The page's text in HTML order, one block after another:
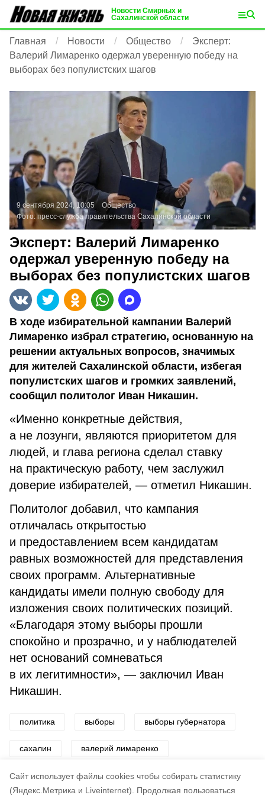
Cайт использует файлы cookies чтобы собирать статистику
(Яндекс.Метрика и Liveinternet).
Продолжая пользоваться
Новости Смирных и
Сахалинской области
Главная Новости Общество
Эксперт:
Валерий Лимаренко одержал уверенную победу на
выборах без популистских шагов
9 сентября 2024, 10:05
Общество
Фото:пресс-служба правительства Сахалинской области
Эксперт: Валерий Лимаренко
одержал уверенную победу на
выборах без популистских шагов
В ходе избирательной кампании Валерий
Лимаренко избрал стратегию, основанную на
решении актуальных вопросов, значимых
для жителей Сахалинской области, избегая
популистских шагов и громких заявлений,
сообщил политолог Иван Никашин.
«Именно конкретные действия,
а не лозунги, являются приоритетом для
людей, и глава региона сделал ставку
на практическую работу, чем заслужил
доверие избирателей, — отметил Никашин.
Политолог добавил, что кампания
отличалась открытостью
и предоставлением всем кандидатам
равных возможностей для представления
своих программ. Альтернативные
кандидаты имели полную свободу для
изложения своих политических позиций.
«Благодаря этому выборы прошли
спокойно и прозрачно, и у наблюдателей
нет оснований сомневаться
в их легитимности», — заключил Иван
Никашин.
политика выборы выборы губернатора
сахалин валерий лимаренко
голосование политолог